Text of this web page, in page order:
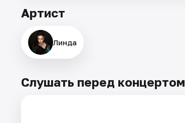
Артист
Линда
Слушать перед концертом